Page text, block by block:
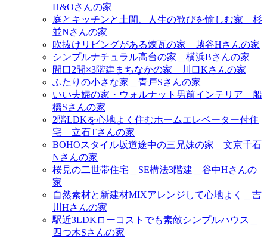
H&Oさんの家
庭とキッチンと土間、人生の歓びを愉しむ家＿杉
並Nさんの家
吹抜けリビングがある煉瓦の家＿越谷Hさんの家
シンプルナチュラル高台の家＿横浜Bさんの家
間口2間×3階建まちなかの家＿川口Kさんの家
ふたりの小さな家＿青戸Sさんの家
いい夫婦の家・ウォルナット男前インテリア＿船
橋Sさんの家
2階LDKを心地よく住むホームエレベーター付住
宅＿立石Tさんの家
BOHOスタイル坂道途中の三兄妹の家＿文京千石
Nさんの家
桜見の二世帯住宅＿SE構法3階建＿谷中Hさんの
家
自然素材と新建材MIXアレンジして心地よく＿吉
川Hさんの家
駅近3LDKローコストでも素敵シンプルハウス＿
四つ木Sさんの家